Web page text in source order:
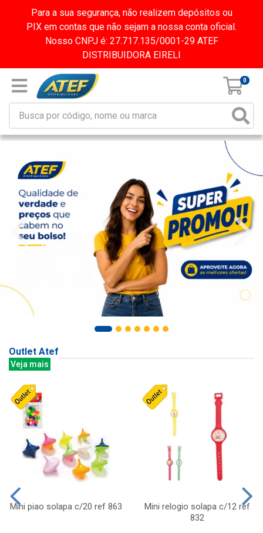
Para a sua segurança, não realizem depósitos ou
PIX em contas que não sejam a nossa conta oficial.
Nosso CNPJ é: 27.717.135/0001-29 ATEF
DISTRIBUIDORA EIRELI
0
Outlet Atef
Veja mais
Mini piao solapa c/20 ref 863
Mini relogio solapa c/12 ref
832